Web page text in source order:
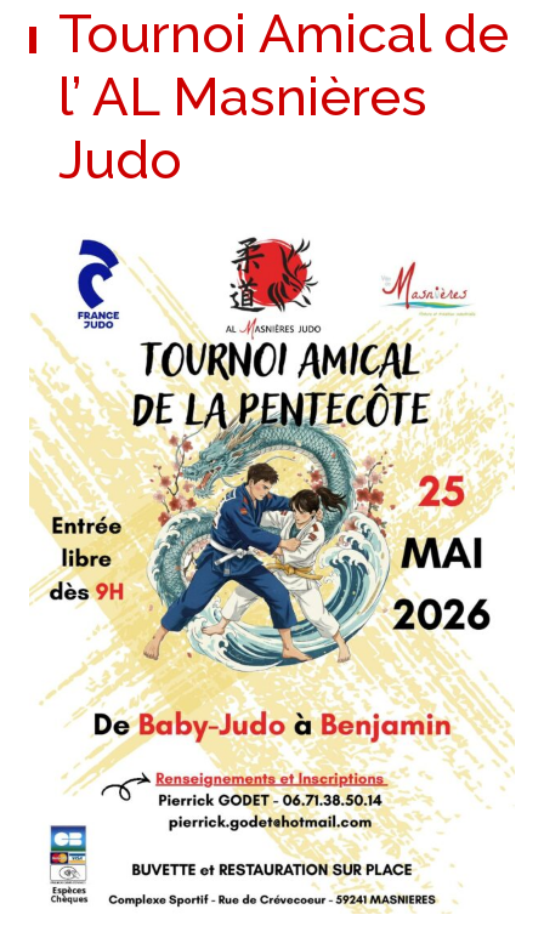
Tournoi Amical de
l’ AL Masnières
Judo